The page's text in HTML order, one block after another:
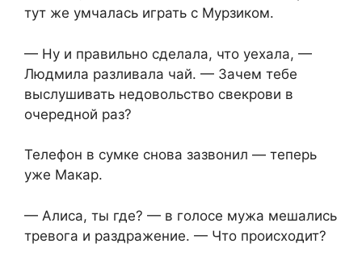
тут же умчалась играть с Мурзиком.
— Ну и правильно сделала, что уехала, —
Людмила разливала чай. — Зачем тебе
выслушивать недовольство свекрови в
очередной раз?
Телефон в сумке снова зазвонил — теперь
уже Макар.
— Алиса, ты где? — в голосе мужа мешались
тревога и раздражение. — Что происходит?